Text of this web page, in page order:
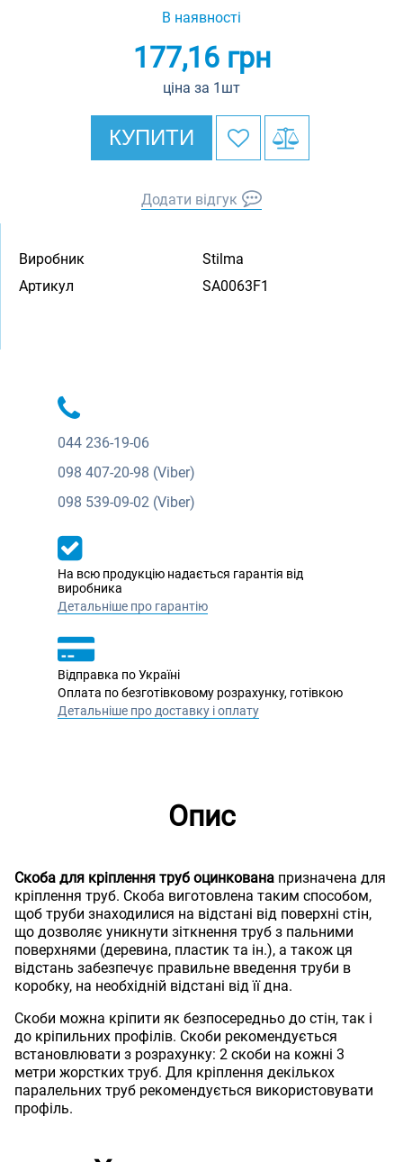
В наявності
177,16грн
ціна за 1шт
КУПИТИ
Додати відгук
Виробник
Stilma
Артикул
SA0063F1
044 236-19-06
098 407-20-98 (Viber)
098 539-09-02 (Viber)
На всю продукцію надається гарантія від
виробника
Детальніше про гарантію
Відправка по Україні
Оплата по безготівковому розрахунку, готівкою
Детальніше про доставку і оплату
Опис
Скоба для кріплення труб оцинкована призначена для
кріплення труб. Скоба виготовлена таким способом,
щоб труби знаходилися на відстані від поверхні стін,
що дозволяє уникнути зіткнення труб з пальними
поверхнями (деревина, пластик та ін.), а також ця
відстань забезпечує правильне введення труби в
коробку, на необхідній відстані від її дна.
Скоби можна кріпити як безпосередньо до стін, так і
до кріпильних профілів. Скоби рекомендується
встановлювати з розрахунку: 2 скоби на кожні 3
метри жорстких труб. Для кріплення декількох
паралельних труб рекомендується використовувати
профіль.